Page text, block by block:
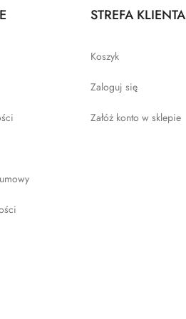
STREFA KLIENTA
Koszyk
Zaloguj się
Załóż konto w sklepie